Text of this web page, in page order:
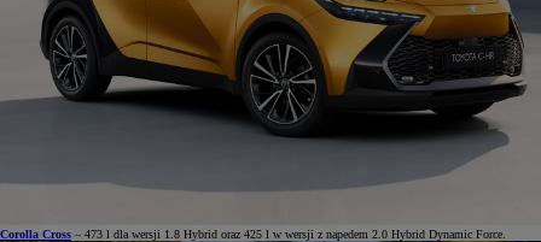
Corolla Cross – 473 l dla wersji 1.8 Hybrid oraz 425 l w wersji z napedem 2.0 Hybrid Dynamic Force.